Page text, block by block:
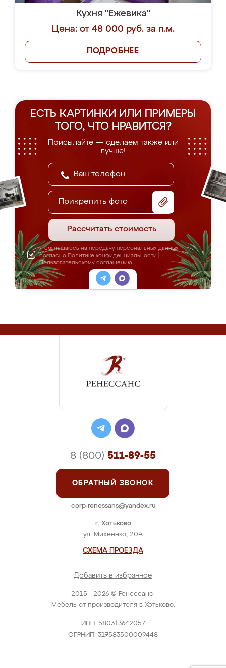
Кухня "Ежевика"
Цена: от 48 000 руб. за п.м.
ПОДРОБНЕЕ
ЕСТЬ КАРТИНКИ ИЛИ ПРИМЕРЫ
ТОГО, ЧТО НРАВИТСЯ?
Присылайте — сделаем также или
лучше!
Прикрепить фото
Рассчитать стоимость
Я соглашаюсь на передачу персональных данных
согласно Политике конфиденциальности
Пользовательскому соглашению
2015 - 2026 © Ренессанс.
Мебель от производителя в Хотьково.
ИНН: 580313642057
ОГРНИП: 317583500009448
г. Хотьково
ул. Михеенко, 20А
СХЕМА ПРОЕЗДА
Добавить в избранное
8 (800) 511-89-55
ОБРАТНЫЙ ЗВОНОК
corp-renessans@yandex.ru